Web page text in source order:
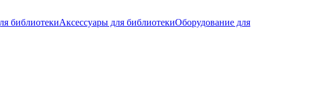
библиотекиАксессуары для библиотекиОборудование для